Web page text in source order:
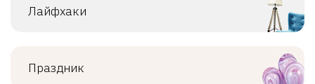
Лайфхаки
Праздник